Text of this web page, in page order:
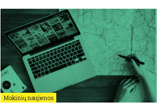
Mokinių naujienos